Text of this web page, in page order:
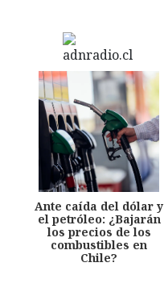
Ante caída del dólar y
el petróleo: ¿Bajarán
los precios de los
combustibles en
Chile?